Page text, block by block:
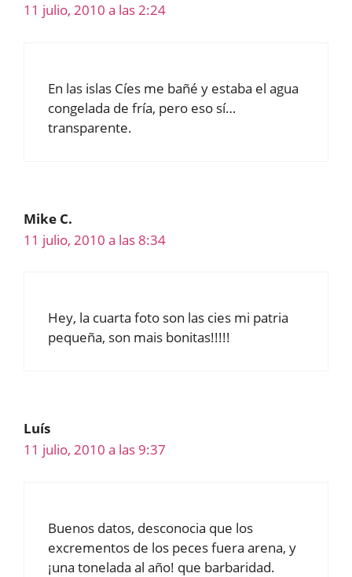
11 julio, 2010 a las 2:24
En las islas Cíes me bañé y estaba el agua
congelada de fría, pero eso sí…
transparente.
Mike C.
11 julio, 2010 a las 8:34
Hey, la cuarta foto son las cies mi patria
pequeña, son mais bonitas!!!!!
Luís
11 julio, 2010 a las 9:37
Buenos datos, desconocia que los
excrementos de los peces fuera arena, y
¡una tonelada al año! que barbaridad.